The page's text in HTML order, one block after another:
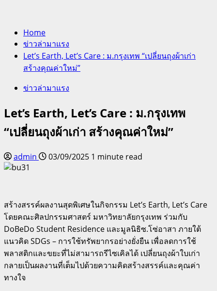
Home
ข่าวล่ามาแรง
Let’s Earth, Let’s Care : ม.กรุงเทพ “เปลี่ยนถุงผ้าเก่า
สร้างคุณค่าใหม่”
ข่าวล่ามาแรง
Let’s Earth, Let’s Care : ม.กรุงเทพ
“เปลี่ยนถุงผ้าเก่า สร้างคุณค่าใหม่”
admin 03/09/2025 1 minute read
สร้างสรรค์ผลงานสุดพิเศษในกิจกรรม Let’s Earth, Let’s Care
โดยคณะศิลปกรรมศาสตร์ มหาวิทยาลัยกรุงเทพ ร่วมกับ
DoBeDo Student Residence และมูลนิธิซ.โซ่อาสา ภายใต้
แนวคิด SDGs – การใช้ทรัพยากรอย่างยั่งยืน เพื่อลดการใช้
พลาสติกและขยะที่ไม่สามารถรีไซเคิลได้ เปลี่ยนถุงผ้าใบเก่า
กลายเป็นผลงานที่เต็มไปด้วยความคิดสร้างสรรค์และคุณค่า
ทางใจ